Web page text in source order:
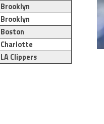
Brooklyn
Brooklyn
Boston
Charlotte
LA Clippers